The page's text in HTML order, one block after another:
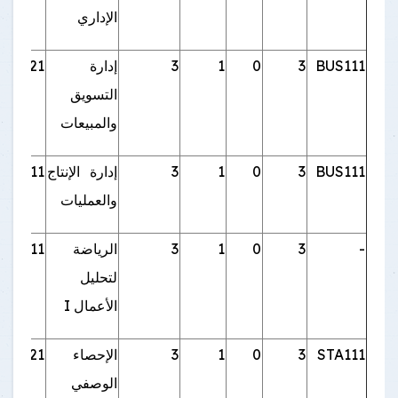
الإداري
BUS111
3
0
1
3
إدارة
التسويق
والمبيعات
BUS111
3
0
1
3
إدارة الإنتاج
والعمليات
-
3
0
1
3
الرياضة
لتحليل
الأعمال I
STA111
3
0
1
3
الإحصاء
الوصفي